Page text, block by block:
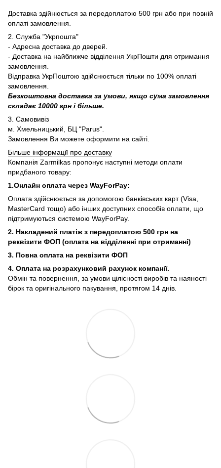
Доставка здійнюється за передоплатою 500 грн або при повній
оплаті замовлення.
2. Служба "Укрпошта"
- Адресна доставка до дверей.
- Доставка на найближче відділення УкрПошти для отримання
замовлення.
Відправка УкрПоштою здійснюється тільки по 100% оплаті
замовлення.
Безкоштовна доставка за умови, якщо сума замовлення
складає 10000 грн і більше.
3. Самовивіз
м. Хмельницький, БЦ "Parus".
Замовлення Ви можете оформити на сайті.
Більше інформації про доставку
Компанія Zarmilkas пропонує наступні методи оплати
придбаного товару:
1.Онлайн оплата через WayForPay:
Оплата здійснюється за допомогою банківських карт (Visa,
MasterCard тощо) або інших доступних способів оплати, що
підтримуються системою WayForPay.
2. Накладений платіж з передоплатою 500 грн на
реквізити ФОП (оплата на відділенні при отриманні)
3. Повна оплата на реквізити ФОП
4. Оплата на розрахунковий рахунок компанії.
Обмін та повернення, за умови цілісності виробів та наяності
бірок та оригінального пакування, протягом 14 днів.